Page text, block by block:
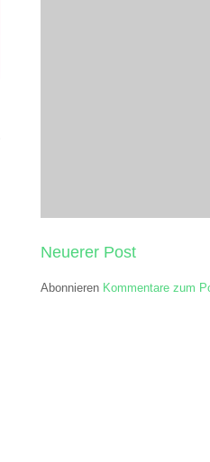
Neuerer Post
Abonnieren Kommentare zum